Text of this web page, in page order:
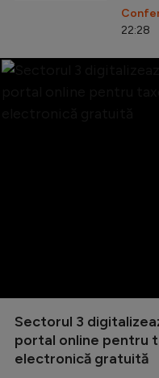
22:28
Sectorul 3
portal online pentru
electronică gratuită